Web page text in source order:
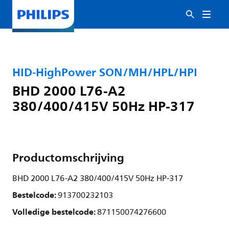
HID-HighPower SON/MH/HPL/HPI
BHD 2000 L76-A2
380/400/415V 50Hz HP-317
Productomschrijving
BHD 2000 L76-A2 380/400/415V 50Hz HP-317
Bestelcode:913700232103
Volledige bestelcode:871150074276600